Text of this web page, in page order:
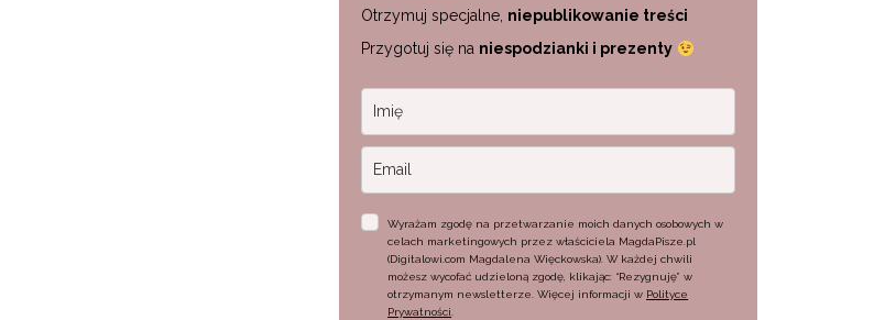
Otrzymuj specjalne, niepublikowanie treści
Przygotuj się na niespodzianki i prezenty
Wyrażam zgodę na przetwarzanie moich danych osobowych w
celach marketingowych przez właściciela MagdaPisze.pl
(Digitalowi.com Magdalena Więckowska). W każdej chwili
możesz wycofać udzieloną zgodę, klikając: “Rezygnuję” w
otrzymanym newsletterze. Więcej informacji w Polityce
Prywatności.